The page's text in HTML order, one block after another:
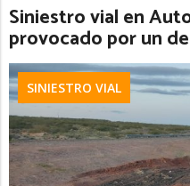
Siniestro vial en
provocado por un
SINIESTRO VIAL